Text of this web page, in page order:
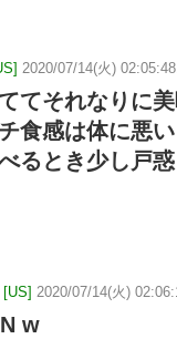
2020/07/14(火)
てそれなりに美
食感は体に悪
るとき少し戸惑
2020/07/14(火)
w